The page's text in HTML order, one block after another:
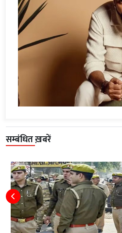
सम्बंधित ख़बरें